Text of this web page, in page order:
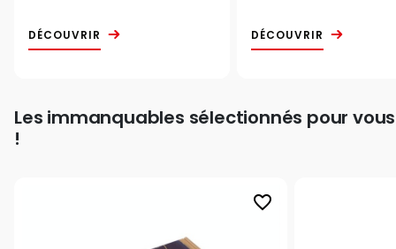
DÉCOUVRIR DÉCOUVRIR
Les immanquables sélectionnés pour vous
!
favorite_border